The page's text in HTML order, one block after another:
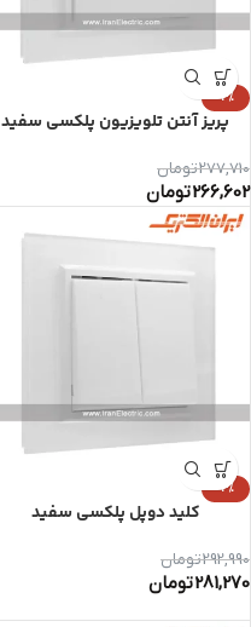
-4%
پریز آنتن تلویزیون پلکسی سفید
277,710تومان
266,602تومان
-4%
کلید دوپل پلکسی سفید
292,990تومان
281,270تومان